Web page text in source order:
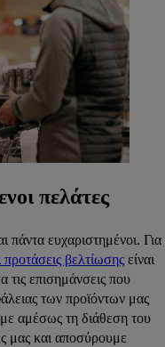
πελάτες
πάντα ευχαριστημένοι. Για
βελτίωσης είναι
επισημάνσεις που
των προϊόντων μας
αμέσως τη διάθεση του
μας και αποσύρουμε